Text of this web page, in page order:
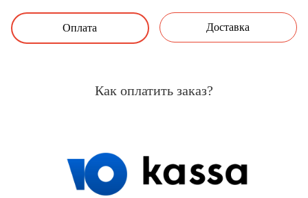
Оплата Доставка
Как оплатить заказ?